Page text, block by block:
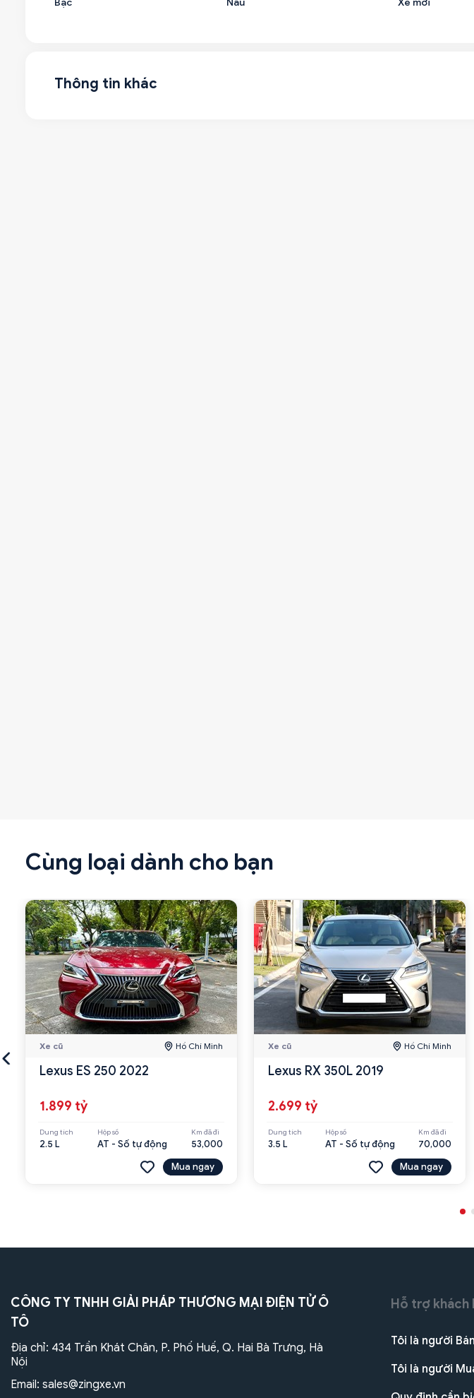
Bạc
Nâu
Xe mới
Thông tin khác
Cùng loại dành cho bạn
Xe cũ Hồ Chí Minh
Lexus ES 250 2022
1.899 tỷ
Dung tích
2.5 L
Hộp số
AT - Số tự động
Km đã đi
53,000
Mua ngay
Xe cũ Hồ Chí Minh
Lexus RX 350L 2019
2.699 tỷ
Dung tích
3.5 L
Hộp số
AT - Số tự động
Km đã đi
70,000
Mua ngay
CÔNG TY TNHH GIẢI PHÁP THƯƠNG MẠI ĐIỆN TỬ Ô
TÔ
Địa chỉ: 434 Trần Khát Chân, P. Phố Huế, Q. Hai Bà Trưng, Hà
Nội
Email: sales@zingxe.vn
Hỗ trợ khách
Tôi là người Bán
Tôi là người